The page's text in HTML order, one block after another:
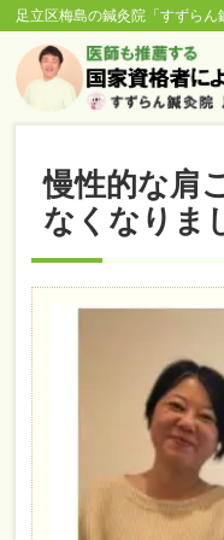
足立区梅島の鍼灸院「すずら
慢性的な肩
なくなりま